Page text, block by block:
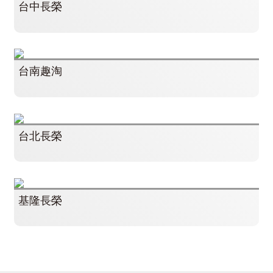
台中長榮
台南趣淘
台北長榮
基隆長榮